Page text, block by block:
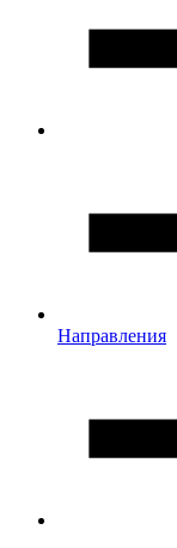
Направления